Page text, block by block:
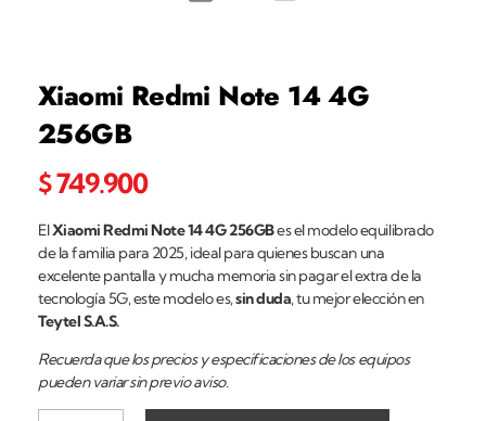
Xiaomi Redmi Note 14 4G
256GB
$749.900
ElXiaomi Redmi Note 14 4G256GBes el modelo equilibrado
de la familia para 2025, ideal para quienes buscan una
excelente pantalla y mucha memoria sin pagar el extra de la
tecnología 5G, este modelo es,sin duda, tu mejor elección en
Teytel S.A.S.
Recuerda que los precios y especificaciones de los equipos
pueden variar sin previo aviso.